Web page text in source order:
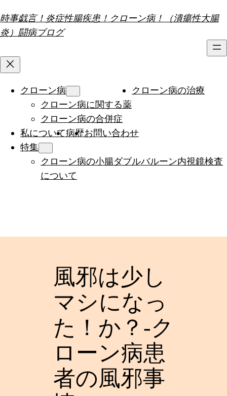
容
を
キ
時事戯言！炎症性腸疾患！クローン病！（潰瘍性大腸
炎）闘病ブログ
クローン病
クローン病に関する薬
クローン病の合併症
クローン病の治療
私について病歴お問い合わせ
特集
クローン病の小腸ダブルバルーン内視鏡検査
について
風邪は少し
マシになっ
た！か？-ク
ローン病患
者の風邪事